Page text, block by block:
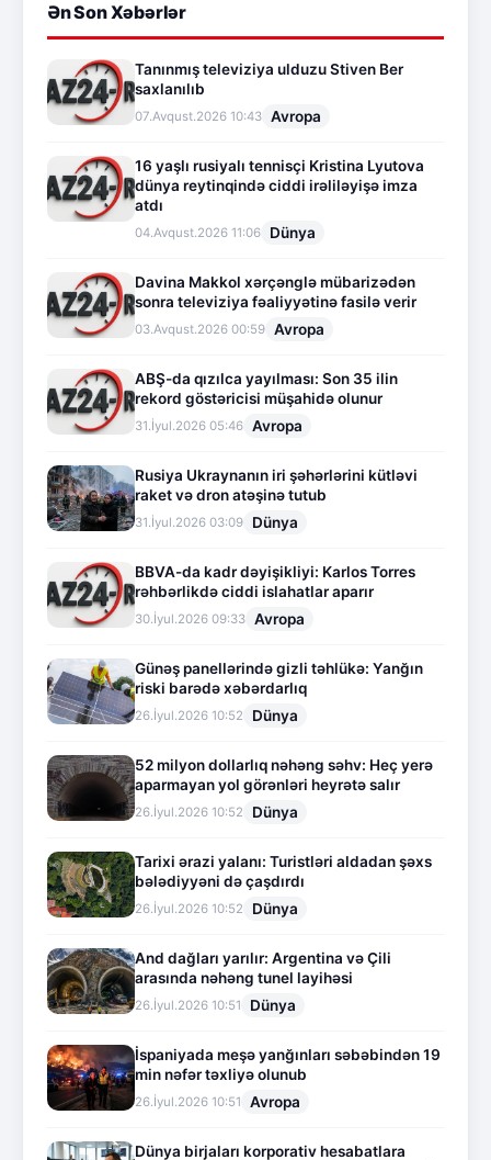
Ən Son Xəbərlər
Tanınmış televiziya ulduzu Stiven Ber
saxlanılıb
07.Avqust.2026 10:43 Avropa
16 yaşlı rusiyalı tennisçi Kristina Lyutova
dünya reytinqində ciddi irəliləyişə imza
atdı
04.Avqust.2026 11:06 Dünya
Davina Makkol xərçənglə mübarizədən
sonra televiziya fəaliyyətinə fasilə verir
03.Avqust.2026 00:59 Avropa
ABŞ-da qızılca yayılması: Son 35 ilin
rekord göstəricisi müşahidə olunur
31.İyul.2026 05:46 Avropa
Rusiya Ukraynanın iri şəhərlərini kütləvi
raket və dron atəşinə tutub
31.İyul.2026 03:09 Dünya
BBVA-da kadr dəyişikliyi: Karlos Torres
rəhbərlikdə ciddi islahatlar aparır
30.İyul.2026 09:33 Avropa
Günəş panellərində gizli təhlükə: Yanğın
riski barədə xəbərdarlıq
26.İyul.2026 10:52 Dünya
52 milyon dollarlıq nəhəng səhv: Heç yerə
aparmayan yol görənləri heyrətə salır
26.İyul.2026 10:52 Dünya
Tarixi ərazi yalanı: Turistləri aldadan şəxs
bələdiyyəni də çaşdırdı
26.İyul.2026 10:52 Dünya
And dağları yarılır: Argentina və Çili
arasında nəhəng tunel layihəsi
26.İyul.2026 10:51 Dünya
İspaniyada meşə yanğınları səbəbindən 19
min nəfər təxliyə olunub
26.İyul.2026 10:51 Avropa
Dünya birjaları korporativ hesabatlara